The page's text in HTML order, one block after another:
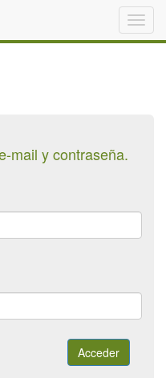
mail y contraseña.